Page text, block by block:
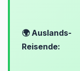
🌍 Auslands-
Reisende: